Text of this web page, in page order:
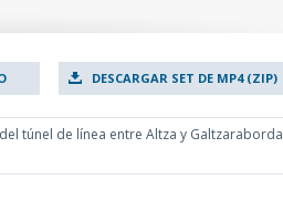
DESCARGAR SET DE MP4 (ZIP)
túnel de línea entre Altza y Galtzaraborda